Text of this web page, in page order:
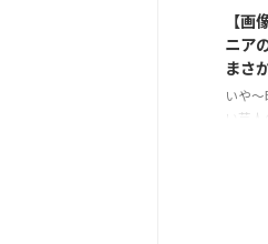
【
ニア
まさ
いや
い芸
った